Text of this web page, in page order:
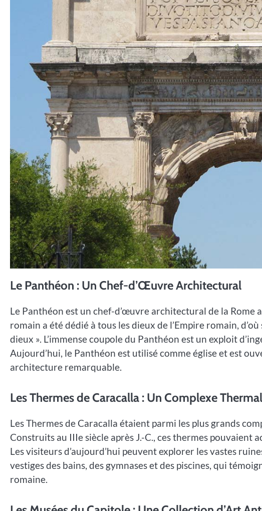
Le Panthéon : Un Chef-d’Œuvre Architectural
Le Panthéon est un chef-d’œuvre architectural de la Rome
romain a été dédié à tous les dieux de l’Empire romain,
dieux ». L’immense coupole du Panthéon est un exploit
Aujourd’hui, le Panthéon est utilisé comme église et est
architecture remarquable.
Les Thermes de Caracalla : Un Complexe
Les Thermes de Caracalla étaient parmi les plus grands
Construits au IIIe siècle après J.-C., ces thermes pouvaient
Les visiteurs d’aujourd’hui peuvent explorer les vastes
vestiges des bains, des gymnases et des piscines, qui
romaine.